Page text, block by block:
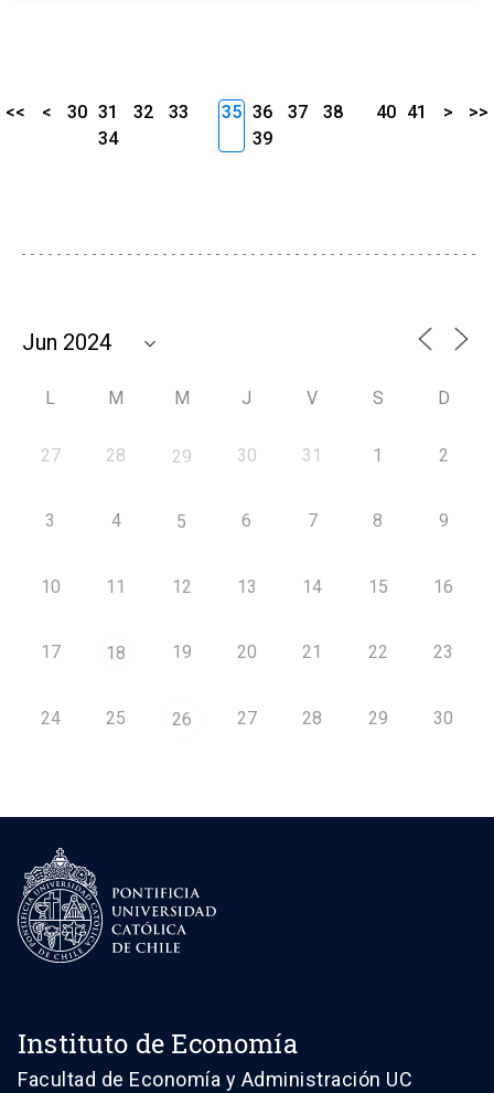
<< < 30 31 32
33
34
35 36 37
38
39
40 41 > >>
L M M J V S D
27 28 29 30 31 1 2
3 4 5 6 7 8 9
10 11 12 13 14 15 16
17 18 19 20 21 22 23
24 25 26 27 28 29 30
Instituto de Economía
Facultad de Economía y Administración UC